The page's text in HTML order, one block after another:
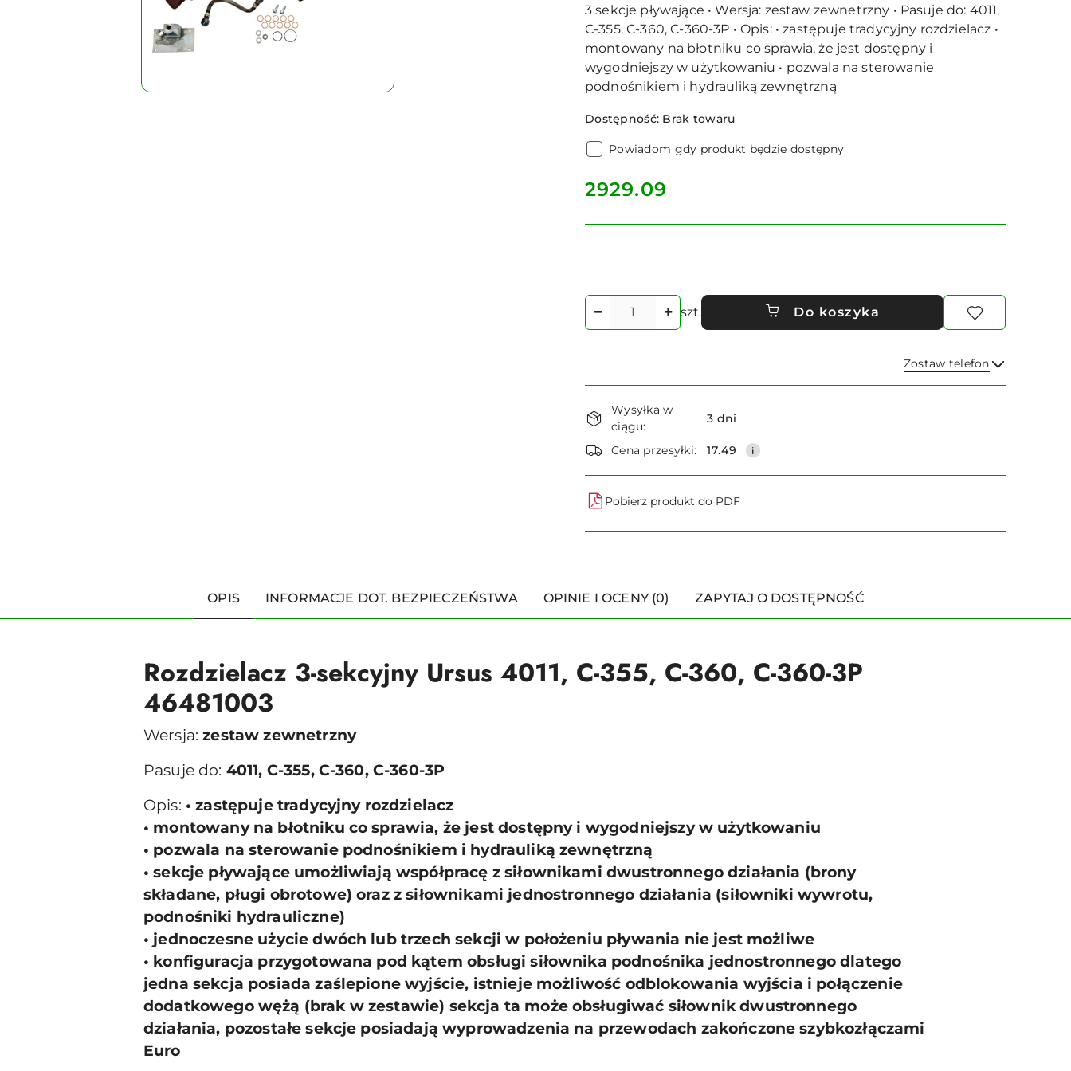
3 sekcje pływające • Wersja: zestaw zewnetrzny • Pasuje do: 4011,
C-355, C-360, C-360-3P • Opis: • zastępuje tradycyjny rozdzielacz •
montowany na błotniku co sprawia, że jest dostępny i
wygodniejszy w użytkowaniu • pozwala na sterowanie
podnośnikiem i hydrauliką zewnętrzną
Dostępność: Brak towaru
Powiadom gdy produkt będzie dostępny
cena:
2929.09
Ilość
szt. Do koszyka
Zostaw telefon
Wyślij
Dostępność
i
dostawa
Wysyłka w
ciągu:
3 dni
Cena przesyłki: 17.49
Pobierz produkt do PDF
OPIS INFORMACJE DOT. BEZPIECZEŃSTWA OPINIE I OCENY (0) ZAPYTAJ O DOSTĘPNOŚĆ
Rozdzielacz 3-sekcyjny Ursus 4011, C-355, C-360, C-360-3P
46481003
Wersja:zestaw zewnetrzny
Pasuje do: 4011, C-355, C-360, C-360-3P
Opis: • zastępuje tradycyjny rozdzielacz
• montowany na błotniku co sprawia, że jest dostępny i wygodniejszy w użytkowaniu
• pozwala na sterowanie podnośnikiem i hydrauliką zewnętrzną
• sekcje pływające umożliwiają współpracę z siłownikami dwustronnego działania (brony
składane, pługi obrotowe) oraz z siłownikami jednostronnego działania (siłowniki wywrotu,
podnośniki hydrauliczne)
• jednoczesne użycie dwóch lub trzech sekcji w położeniu pływania nie jest możliwe
• konfiguracja przygotowana pod kątem obsługi siłownika podnośnika jednostronnego dlatego
jedna sekcja posiada zaślepione wyjście, istnieje możliwość odblokowania wyjścia i połączenie
dodatkowego wężą (brak w zestawie) sekcja ta może obsługiwać siłownik dwustronnego
działania, pozostałe sekcje posiadają wyprowadzenia na przewodach zakończone szybkozłączami
Euro